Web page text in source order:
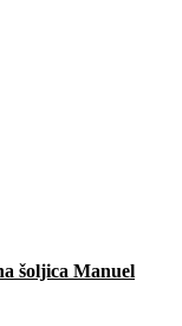
šoljica Manuel